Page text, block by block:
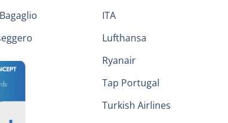
ITA
Lufthansa
Ryanair
Tap Portugal
Turkish Airlines